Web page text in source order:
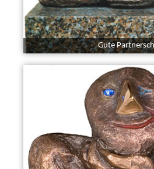
Gute